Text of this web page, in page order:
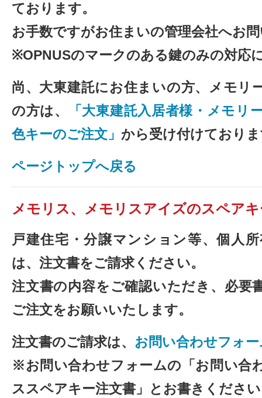
ております。
お手数ですがお住まいの管理会社へお
※OPNUSのマークのある鍵のみの対応
尚、大東建託にお住まいの方、
メモリ
の方は、
「大東建託入居者様・メモリ
色キーのご注文」 から受け付けており
ページトップへ戻る
メモリス、メモリスアイズのスペア
戸建住宅・分譲マンション等、個人
は、注文書をご請求ください。
注文書の内容をご確認いただき、必要
ご注文をお願いいたします。
注文書のご請求は、 お問い合わせフォ
※お問い合わせフォームの「お問い合
ススペアキー注文書」とお書きくださ